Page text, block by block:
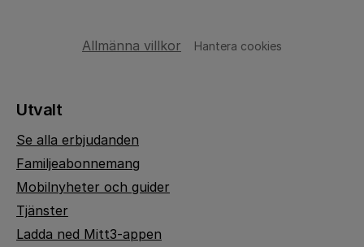
Allmänna villkor Hantera cookies
Utvalt
Se alla erbjudanden
Familjeabonnemang
Mobilnyheter och guider
Tjänster
Ladda ned Mitt3-appen